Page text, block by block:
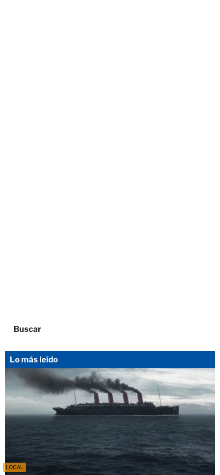
Buscar
Lo más leído
LOCAL